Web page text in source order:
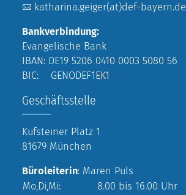
katharina.geiger(at)def-bayern.de
Bankverbindung:
Evangelische Bank
IBAN: DE19 5206 0410 0003 5080 56
BIC: GENODEF1EK1
Geschäftsstelle
Kufsteiner Platz 1
81679 München
Büroleiterin: Maren Puls
Mo,Di,Mi:
8.00 bis 16.00 Uhr